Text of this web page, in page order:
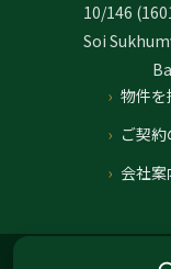
10/146
Soi
物件を
ご契
会社案